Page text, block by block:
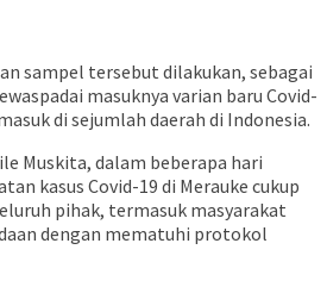
sampel tersebut dilakukan, sebagai
masuknya varian baru Covid-
di sejumlah daerah di Indonesia.
Muskita, dalam beberapa hari
kasus Covid-19 di Merauke cukup
pihak, termasuk masyarakat
dengan mematuhi protokol